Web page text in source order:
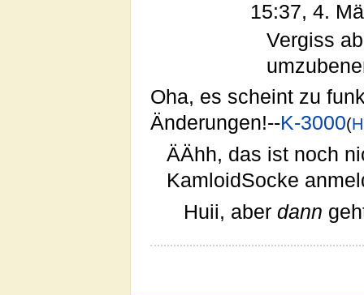
15:37, 4.
Vergiss
Oha, es scheint zu
Änderungen!--K-3000(
ÄÄhh, das ist noch
KamloidSocke
Huii, aber dann